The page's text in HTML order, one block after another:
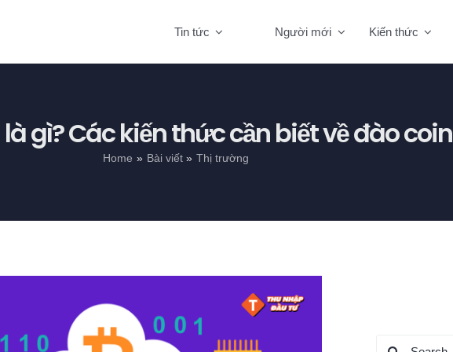
Tin tức Người mới Kiến thức
gì? Các kiến thức cần biết về đào coin
Home Bài viết Thị trường
Search